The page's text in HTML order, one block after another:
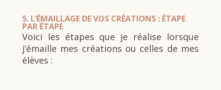
5. L’ÉMAILLAGE DE VOS CRÉATIONS : ÉTAPE
PAR ÉTAPE
Voici les étapes que je réalise lorsque
j’émaille mes créations ou celles de mes
élèves :